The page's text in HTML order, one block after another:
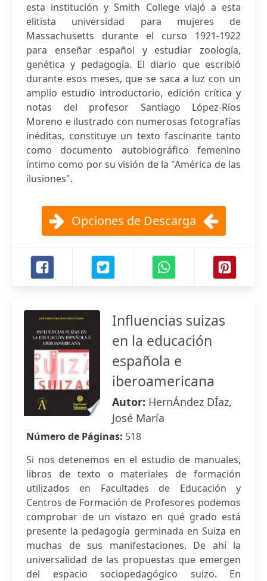
esta institución y Smith College viajó a esta
elitista universidad para mujeres de
Massachusetts durante el curso 1921-1922
para enseñar español y estudiar zoología,
genética y pedagogía. El diario que escribió
durante esos meses, que se saca a luz con un
amplio estudio introductorio, edición crítica y
notas del profesor Santiago López-Ríos
Moreno e ilustrado con numerosas fotografías
inéditas, constituye un texto fascinante tanto
como documento autobiográfico femenino
íntimo como por su visión de la "América de las
ilusiones".
Opciones de Descarga
Influencias suizas
en la educación
española e
iberoamericana
Autor: HernÁndez DÍaz,
José María
Número de Páginas: 518
Si nos detenemos en el estudio de manuales,
libros de texto o materiales de formación
utilizados en Facultades de Educación y
Centros de Formación de Profesores podemos
comprobar de un vistazo en qué grado está
presente la pedagogía germinada en Suiza en
muchas de sus manifestaciones. De ahí la
universalidad de las propuestas que emergen
del espacio sociopedagógico suizo. En